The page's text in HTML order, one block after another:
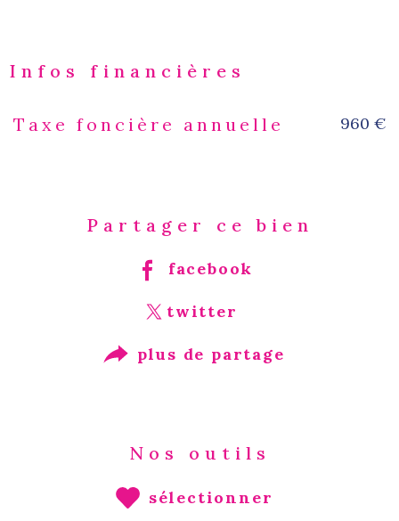
Infos financières
Caractéristiques Valeurs
Taxe foncière annuelle 960 €
Partager ce bien
facebook
twitter
plus de partage
Nos outils
sélectionner